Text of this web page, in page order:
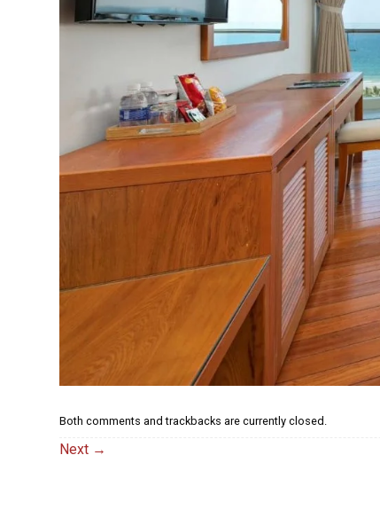
Both comments and trackbacks are currently closed.
Next →